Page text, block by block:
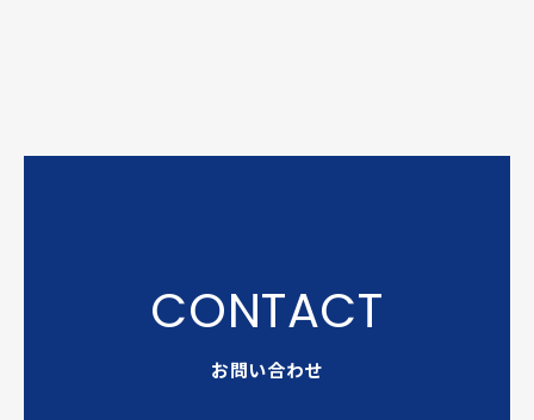
お問い合わせ